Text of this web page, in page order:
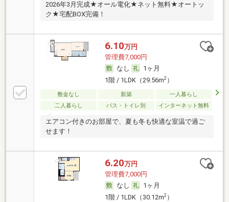
2026年3月完成★オール電化★ネット無料★オートッ
ク★宅配BOX完備！
6.10万円
管理費7,000円
なし
1ヶ月
1階 / 1LDK（29.56m2）
敷金なし 新築
一人暮らし
二人暮らし
バス・トイレ別 インターネット無料
エアコン付きのお部屋で、夏も冬も快適な室温で過ご
せます！
6.20万円
管理費7,000円
なし
1ヶ月
1階 / 1LDK（30.12m2）